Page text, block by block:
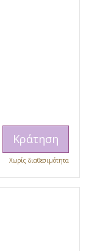
Κράτηση
Χωρίς διαθεσιμότητα